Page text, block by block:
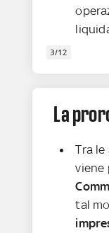
3/12
La
Tra
viene
tal